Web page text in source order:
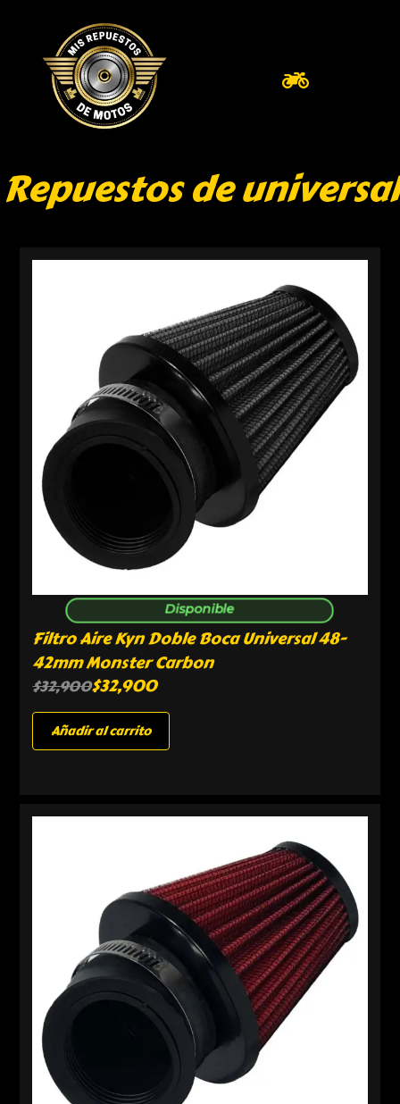
Repuestos de universal
Disponible
Filtro Aire Kyn Doble Boca Universal 48-
42mm Monster Carbon
$32,900$32,900
Añadir al carrito